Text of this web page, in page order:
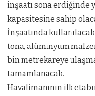
inşaatı sona erdiğinde
kapasitesine sahip
İnşaatında
tona, alüminyum
bin metrekareye
tamamlanacak.
Havalimanının ilk